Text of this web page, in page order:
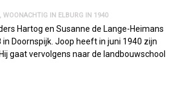
, WOONACHTIG IN ELBURG IN 1940
Hartog en Susanne de Lange-Heimans
Doornspijk. Joop heeft in juni 1940 zijn
gaat vervolgens naar de landbouwschool